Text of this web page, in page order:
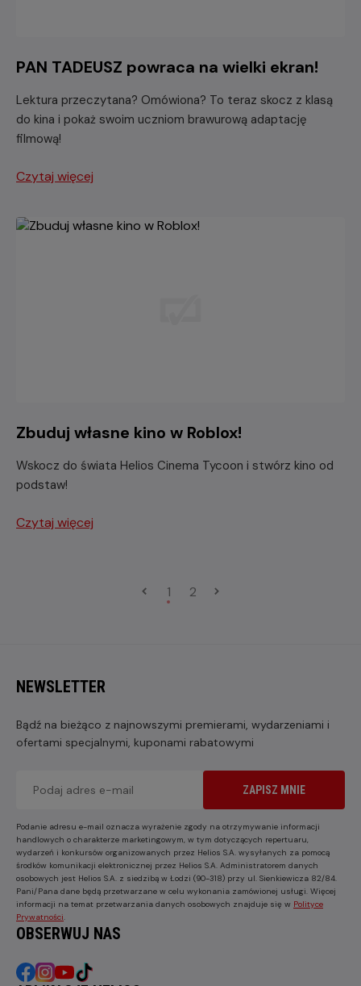
PAN TADEUSZ powraca na wielki ekran!
Lektura przeczytana? Omówiona? To teraz skocz z klasą
do kina i pokaż swoim uczniom brawurową adaptację
filmową!
Czytaj więcej
Zbuduj własne kino w Roblox!
Wskocz do świata Helios Cinema Tycoon i stwórz kino od
podstaw!
Czytaj więcej
1 2
NEWSLETTER
Bądź na bieżąco z najnowszymi premierami, wydarzeniami i
ofertami specjalnymi, kuponami rabatowymi
ZAPISZ MNIE
Podanie adresu e-mail oznacza wyrażenie zgody na otrzymywanie informacji
handlowych o charakterze marketingowym, w tym dotyczących repertuaru,
wydarzeń i konkursów organizowanych przez Helios S.A. wysyłanych za pomocą
środków komunikacji elektronicznej przez Helios S.A. Administratorem danych
osobowych jest Helios S.A. z siedzibą w Łodzi (90-318) przy ul. Sienkiewicza 82/84.
Pani/Pana dane będą przetwarzane w celu wykonania zamówionej usługi. Więcej
informacji na temat przetwarzania danych osobowych znajduje się w Polityce
Prywatności.
OBSERWUJ NAS